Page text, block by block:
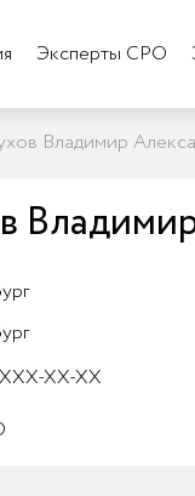
Эксперты СРО
Владимир
XX-XX